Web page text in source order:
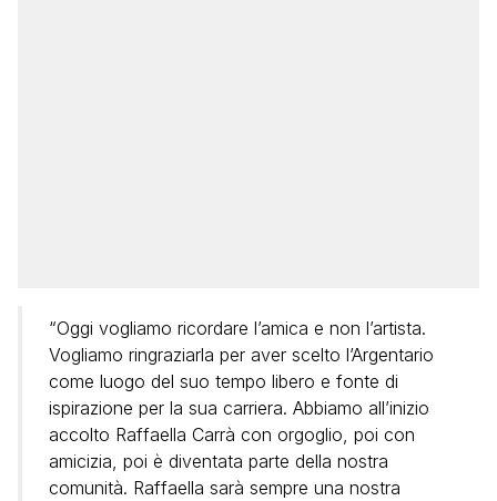
“Oggi vogliamo ricordare l’amica e non l’artista.
Vogliamo ringraziarla per aver scelto l’Argentario
come luogo del suo tempo libero e fonte di
ispirazione per la sua carriera. Abbiamo all’inizio
accolto Raffaella Carrà con orgoglio, poi con
amicizia, poi è diventata parte della nostra
comunità. Raffaella sarà sempre una nostra